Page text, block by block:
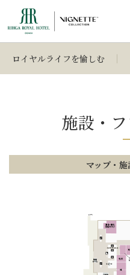
ロイヤルライフを愉しむ
施設・
マップ・